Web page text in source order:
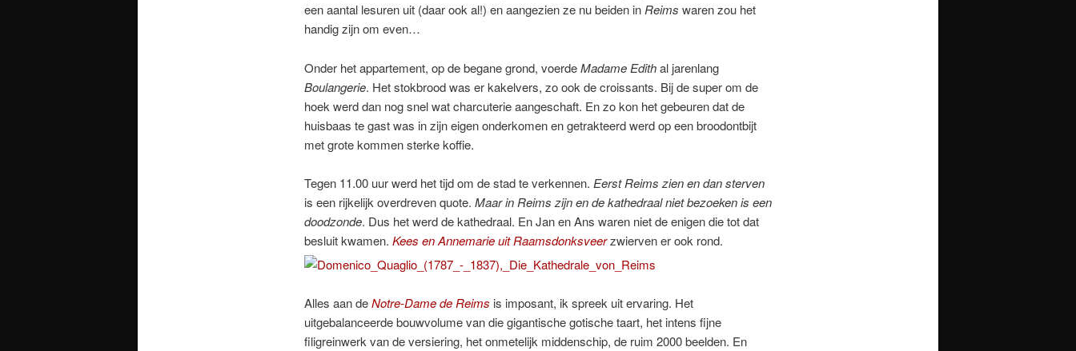
een aantal lesuren uit (daar ook al!) en aangezien ze nu beiden inReims waren zou het
handig zijn om even…
Onder het appartement, op de begane grond, voerdeMadame Edithal jarenlang
Boulangerie. Het stokbrood was er kakelvers, zo ook de croissants. Bij de super om de
hoek werd dan nog snel wat charcuterie aangeschaft. En zo kon het gebeuren dat de
huisbaas te gast was in zijn eigen onderkomen en getrakteerd werd op een broodontbijt
met grote kommen sterke koffie.
Tegen 11.00 uur werd het tijd om de stad te verkennen. Eerst Reims zien en dan sterven
is een rijkelijk overdreven quote. Maar in Reims zijn en de kathedraal niet bezoeken is een
doodzonde. Dus het werd de kathedraal. En Jan en Ans waren niet de enigen die tot dat
besluit kwamen. Kees en Annemarie uit Raamsdonksveerzwierven er ook rond.
Alles aan deNotre-Dame de Reims is imposant, ik spreek uit ervaring. Het
uitgebalanceerde bouwvolume van die gigantische gotische taart, het intens fijne
filigreinwerk van de versiering, het onmetelijk middenschip, de ruim 2000 beelden. En